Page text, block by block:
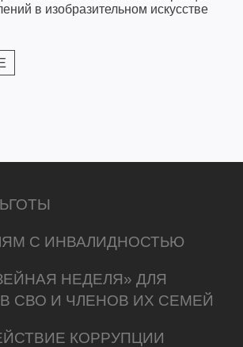
в изобразительном искусстве
С ИНВАЛИДНОСТЬЮ
НЕДЕЛЯ» ДЛЯ
СВО И ЧЛЕНОВ ИХ СЕМЕЙ
КОРРУПЦИИ